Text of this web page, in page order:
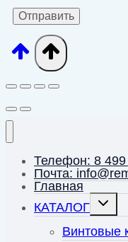
Телефон: 8
Почта:
Главная
КАТАЛОГ
Винтовые